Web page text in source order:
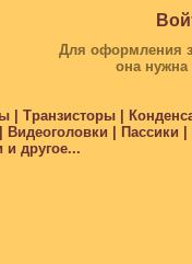
Для оформления
она
| Транзисторы |
Видеоголовки |
и другое...